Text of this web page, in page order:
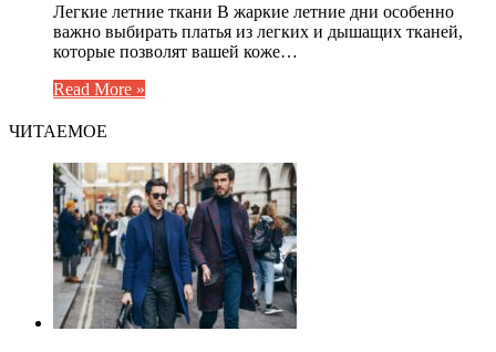
Легкие летние ткани В жаркие летние дни особенно
важно выбирать платья из легких и дышащих тканей,
которые позволят вашей коже…
Read More »
ЧИТАЕМОЕ